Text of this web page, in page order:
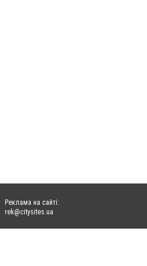
Реклама на сайті:
rek@citysites.ua